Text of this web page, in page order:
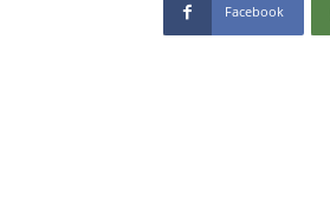
Facebook